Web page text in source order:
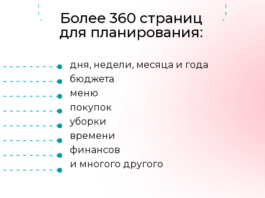
Всего1 000 экземпляров
по специальной цене.
Успей забрать свой!
СГОРИТ10.11 до 12:00 по мск
дня, недели, месяца и года
бюджета
меню
покупок
уборки
времени
финансов
и многого другого
Более 360 страниц
для планирования: